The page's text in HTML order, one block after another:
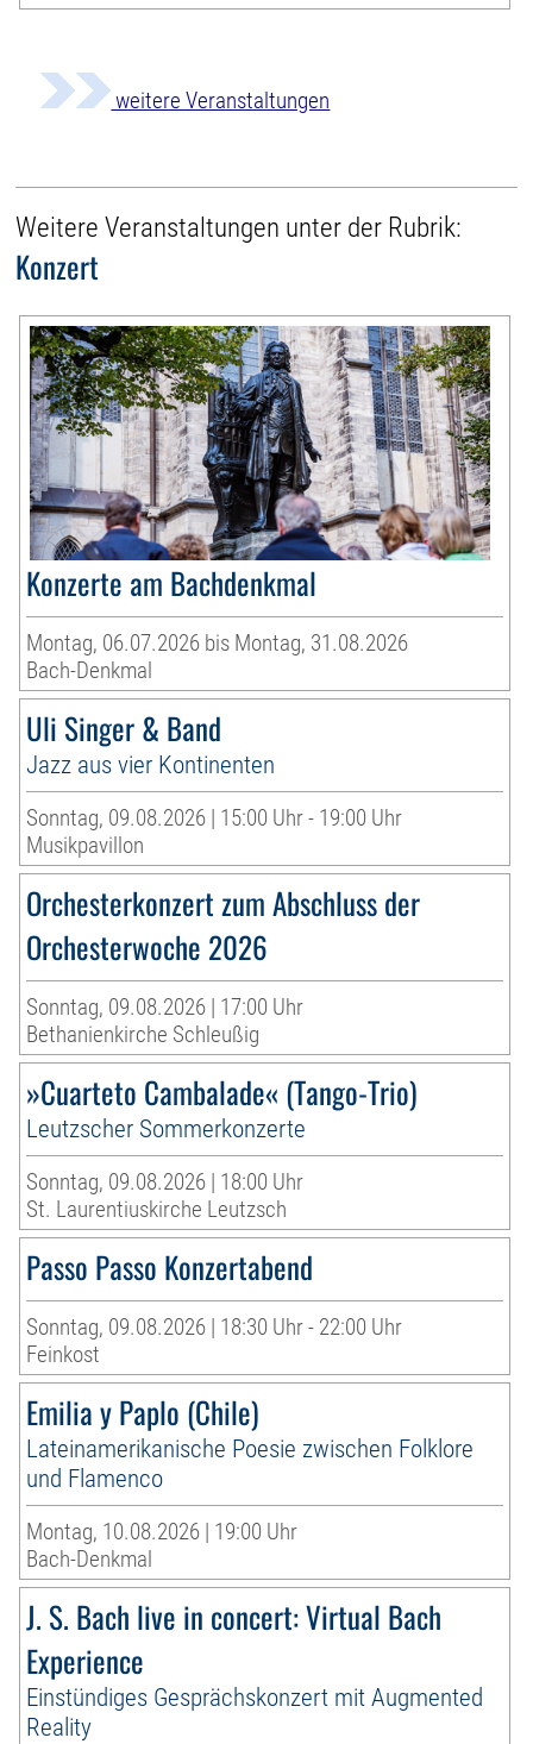
weitere Veranstaltungen
Weitere Veranstaltungen unter der Rubrik:
Konzert
Konzerte am Bachdenkmal
Montag, 06.07.2026 bis Montag, 31.08.2026
Bach-Denkmal
Uli Singer & Band
Jazz aus vier Kontinenten
Sonntag, 09.08.2026 | 15:00 Uhr - 19:00 Uhr
Musikpavillon
Orchesterkonzert zum Abschluss der
Orchesterwoche 2026
Sonntag, 09.08.2026 | 17:00 Uhr
Bethanienkirche Schleußig
»Cuarteto Cambalade« (Tango-Trio)
Leutzscher Sommerkonzerte
Sonntag, 09.08.2026 | 18:00 Uhr
St. Laurentiuskirche Leutzsch
Passo Passo Konzertabend
Sonntag, 09.08.2026 | 18:30 Uhr - 22:00 Uhr
Feinkost
Emilia y Paplo (Chile)
Lateinamerikanische Poesie zwischen Folklore
und Flamenco
Montag, 10.08.2026 | 19:00 Uhr
Bach-Denkmal
J. S. Bach live in concert: Virtual Bach
Experience
Einstündiges Gesprächskonzert mit Augmented
Reality